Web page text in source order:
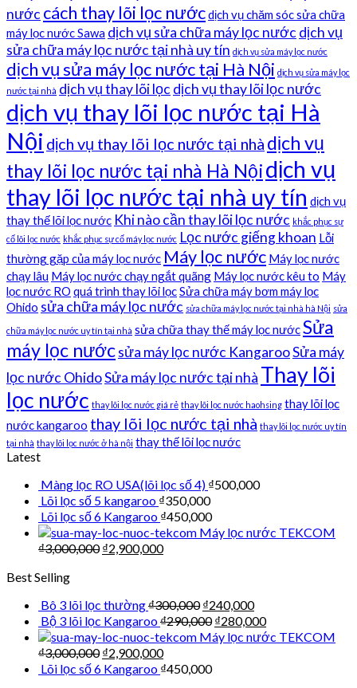
nước cách thay lõi lọc nướcdịch vụ chăm sóc sửa chữa
máy lọc nước Sawa dịch vụ sửa chữa máy lọc nước dịch vụ
sửa chữa máy lọc nước tại nhà uy tín dịch vụ sửa máy lọc nước
dịch vụ sửa máy lọc nước tại Hà Nội dịch vụ sửa máy lọc
nước tại nhà dịch vụ thay lõi lọc dịch vụ thay lõi lọc nước
dịch vụ thay lõi lọc nước tại Hà
Nội dịch vụ thay lõi lọc nước tại nhà dịch vụ
thay lõi lọc nước tại nhà Hà Nộidịch vụ
thay lõi lọc nước tại nhà uy tín dịch vụ
thay thế lõi lọc nước Khi nào cần thay lõi lọc nước khắc phục sự
cố lõi lọc nước khắc phục sự cố máy lọc nước Lọc nước giếng khoan Lỗi
thường gặp của máy lọc nước Máy lọc nước Máy lọc nước
chạy lâu Máy lọc nước chạy ngắt quãng Máy lọc nước kêu to Máy
lọc nước RO quá trình thay lõi lọcSửa chữa máy bơm máy lọc
Ohido sửa chữa máy lọc nước sửa chữa máy lọc nước tại nhà hà Nội sửa
chữa máy lọc nước uy tín tại nhà sửa chữa thay thế máy lọc nướcSửa
máy lọc nướcsửa máy lọc nước KangarooSửa máy
lọc nước OhidoSửa máy lọc nước tại nhà Thay lõi
lọc nước thay lõi lọc nước giá rẻ thay lõi lọc nước haohsing thay lõi lọc
nước kangaroo thay lõi lọc nước tại nhà thay lõi lọc nước uy tín
tại nhà thay lõi lọc nước ở hà nội thay thế lõi lọc nước
Latest
Màng lọc RO USA(lõi lọc số 4) ₫500,000
Lõi lọc số 5 kangaroo ₫350,000
Lõi lọc số 6 Kangaroo ₫450,000
Máy lọc nước TEKCOM
₫3,000,000 ₫2,900,000
Best Selling
Bô 3 lõi lọc thường₫300,000 ₫240,000
Bộ 3 lõi lọc Kangaroo₫290,000 ₫280,000
Máy lọc nước TEKCOM
₫3,000,000 ₫2,900,000
Lõi lọc số 6 Kangaroo ₫450,000